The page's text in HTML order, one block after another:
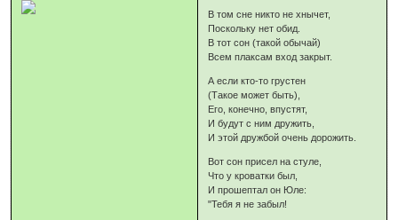
В том сне никто не хнычет,
Поскольку нет обид.
В тот сон (такой обычай)
Всем плаксам вход закрыт.
А если кто-то грустен
(Такое может быть),
Его, конечно, впустят,
И будут с ним дружить,
И этой дружбой очень дорожить.
Вот сон присел на стуле,
Что у кроватки был,
И прошептал он Юле:
"Тебя я не забыл!